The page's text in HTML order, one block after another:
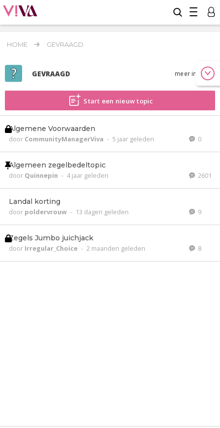
HOME GEVRAAGD
GEVRAAGD meer info
Start een nieuw topic
Algemene Voorwaarden
door CommunityManagerViva - 5 jaar geleden 0
Algemeen zegelbedeltopic
door Quinnepin - 4 jaar geleden 2601
Landal korting
door poldervrouw - 13 dagen geleden 9
Zegels Jumbo juichjack
door Irregular_Choice - 2 maanden geleden 8